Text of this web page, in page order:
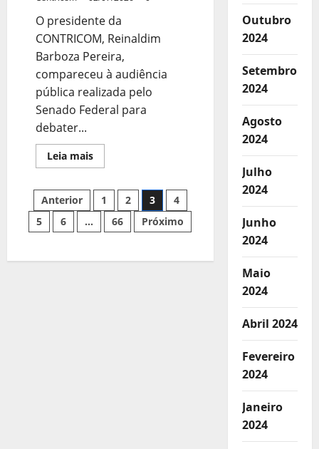
bi
em
2025
O presidente da
CONTRICOM, Reinaldim
Barboza Pereira,
compareceu à audiência
pública realizada pelo
Senado Federal para
debater...
Leia maisLeia
mais
PRESENTE
Anterior 1 2 3
4
5
6 … 66 Próximo
Outubro
2024
Setembro
2024
Agosto
2024
Julho
2024
Junho
2024
Maio
2024
Abril 2024
Fevereiro
2024
Janeiro
2024